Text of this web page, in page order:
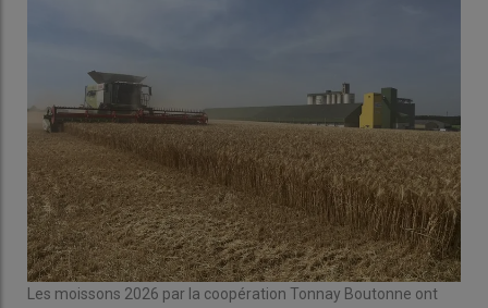
Les moissons 2026 par la coopération Tonnay Boutonne ont